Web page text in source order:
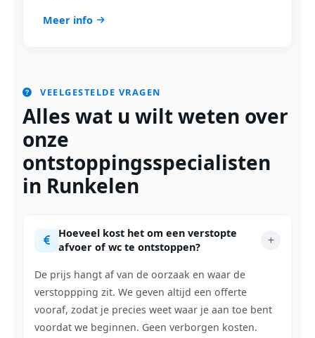
Meer info
VEELGESTELDE VRAGEN
Alles wat u wilt weten over
onze
ontstoppingsspecialisten
in Runkelen
Hoeveel kost het om een verstopte
afvoer of wc te ontstoppen?
De prijs hangt af van de oorzaak en waar de
verstoppping zit. We geven altijd een offerte
vooraf, zodat je precies weet waar je aan toe bent
voordat we beginnen. Geen verborgen kosten.